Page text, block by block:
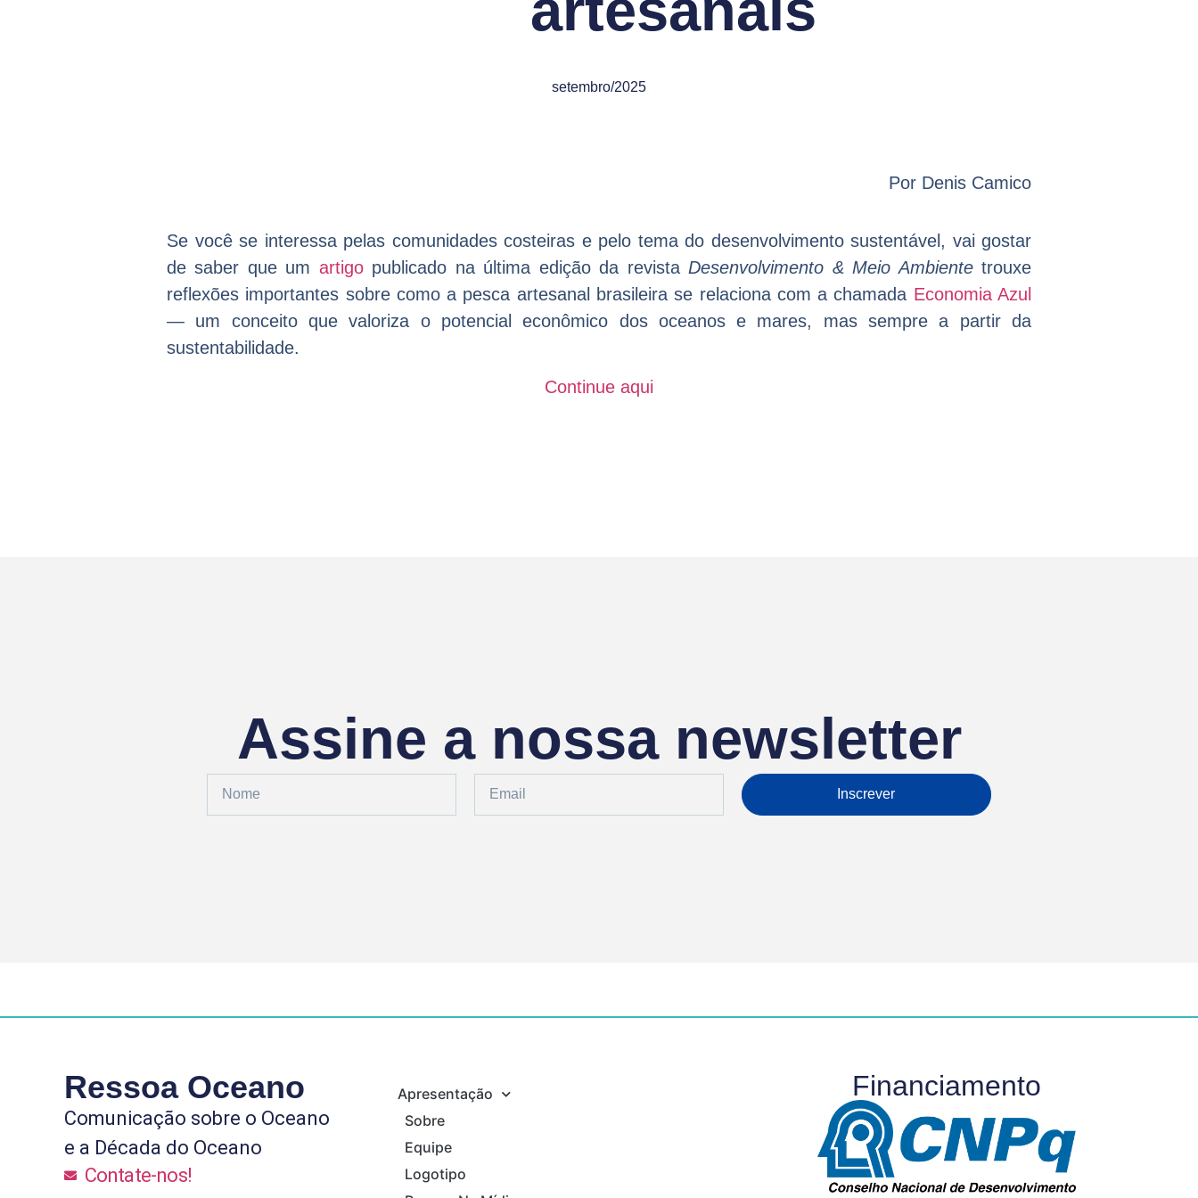
setembro/2025
Por Denis Camico
Se você se interessa pelas comunidades costeiras e pelo tema do desenvolvimento sustentável, vai gostar
de saber que um artigopublicado na última edição da revista Desenvolvimento & Meio Ambientetrouxe
reflexões importantes sobre como a pesca artesanal brasileira se relaciona com a chamada Economia Azul
— um conceito que valoriza o potencial econômico dos oceanos e mares, mas sempre a partir da
sustentabilidade.
Continue aqui
Assine a nossa newsletter
Inscrever
Ressoa Oceano
Comunicação sobre o Oceano
e a Década do Oceano
Contate-nos!
Apresentação
Sobre
Equipe
Logotipo
Financiamento